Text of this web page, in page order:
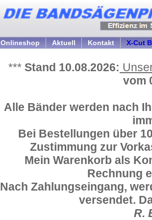
Onlineshop Aktuell Kontakt X-Cut
*** Stand 10.08.2026:
vom
Alle Bänder werden nach
Bei Bestellungen über
Zustimmung zur
Mein Warenkorb als
Rechnung
Nach Zahlungseingang,
versendet.
R.